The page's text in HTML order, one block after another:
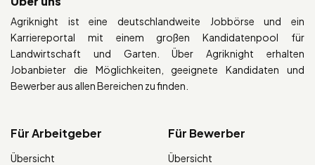
Agriknight ist eine deutschlandweite Jobbörse und ein
Karriereportal mit einem großen Kandidatenpool für
Landwirtschaft und Garten. Über Agriknight erhalten
Jobanbieter die Möglichkeiten, geeignete Kandidaten und
Bewerber aus allen Bereichen zu finden.
Für Arbeitgeber
Übersicht
Für Bewerber
Übersicht